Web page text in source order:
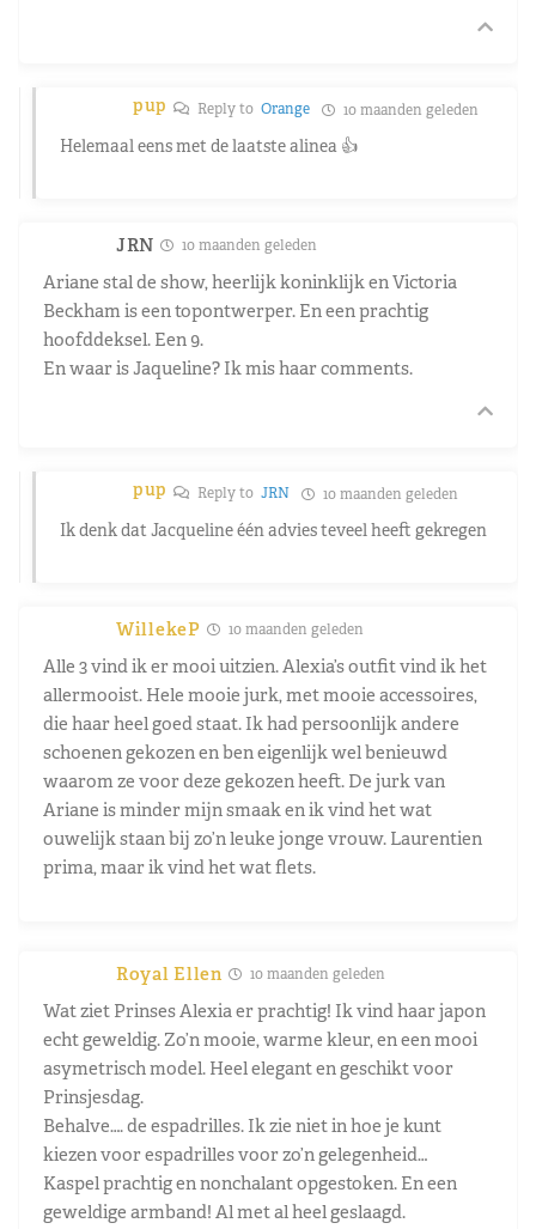
pup Reply toOrange 10 maanden geleden
Helemaal eens met de laatste alinea 👍
JRN 10 maanden geleden
Ariane stal de show, heerlijk koninklijk en Victoria
Beckham is een topontwerper. En een prachtig
hoofddeksel. Een 9.
En waar is Jaqueline? Ik mis haar comments.
pup Reply toJRN 10 maanden geleden
Ik denk dat Jacqueline één advies teveel heeft gekregen
WillekeP 10 maanden geleden
Alle 3 vind ik er mooi uitzien. Alexia’s outfit vind ik het
allermooist. Hele mooie jurk, met mooie accessoires,
die haar heel goed staat. Ik had persoonlijk andere
schoenen gekozen en ben eigenlijk wel benieuwd
waarom ze voor deze gekozen heeft. De jurk van
Ariane is minder mijn smaak en ik vind het wat
ouwelijk staan bij zo’n leuke jonge vrouw. Laurentien
prima, maar ik vind het wat flets.
Royal Ellen 10 maanden geleden
Wat ziet Prinses Alexia er prachtig! Ik vind haar japon
echt geweldig. Zo’n mooie, warme kleur, en een mooi
asymetrisch model. Heel elegant en geschikt voor
Prinsjesdag.
Behalve…. de espadrilles. Ik zie niet in hoe je kunt
kiezen voor espadrilles voor zo’n gelegenheid…
Kaspel prachtig en nonchalant opgestoken. En een
geweldige armband! Al met al heel geslaagd.